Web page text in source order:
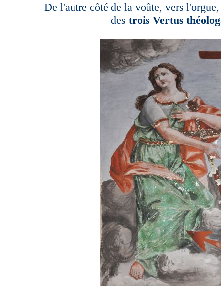
De l'autre côté de la voûte, vers
des trois Vertus